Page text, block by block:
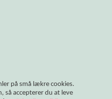
på små lækre cookies.
så accepterer du at leve